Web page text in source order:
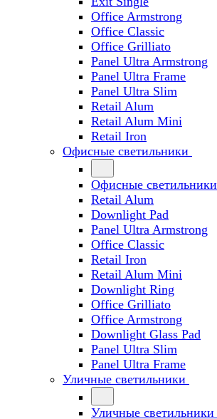
Office Armstrong
Office Classic
Office Grilliato
Panel Ultra Armstrong
Panel Ultra Frame
Panel Ultra Slim
Retail Alum
Retail Alum Mini
Retail Iron
Офисные светильники
Офисные светильники
Retail Alum
Downlight Pad
Panel Ultra Armstrong
Office Classic
Retail Iron
Retail Alum Mini
Downlight Ring
Office Grilliato
Office Armstrong
Downlight Glass Pad
Panel Ultra Slim
Panel Ultra Frame
Уличные светильники
Уличные светильники